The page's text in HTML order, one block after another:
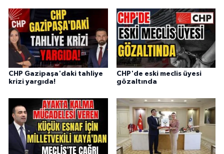
CHP Gazipaşa'daki tahliye
krizi yargıda!
CHP'de eski meclis üyesi
gözaltında